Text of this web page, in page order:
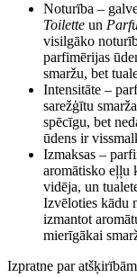
Noturība –
Toilette un
visilgāko
parfimērijas
smaržu, bet
Intensitāte –
sarežģītu
spēcīgu, bet
ūdens ir
Izmaksas –
aromātisko eļļu
vidēja, un
Izvēloties kādu
izmantot
mierīgākai
Izpratne par